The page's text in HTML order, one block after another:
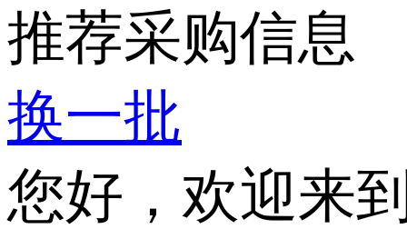
推荐采购信息
换一批
您好，欢迎来